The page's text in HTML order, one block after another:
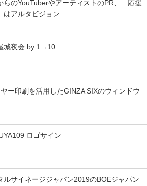
らのYouTuberやアーティストのPR、「応援
はアルタビジョン
城夜会 by 1→10
ー印刷を活用したGINZA SIXのウィンドウ
ロゴサイン
ルサイネージジャパン2019のBOEジャパン